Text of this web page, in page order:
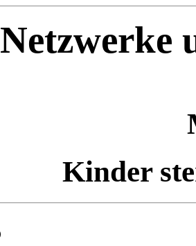
Netzwerke
Kinder